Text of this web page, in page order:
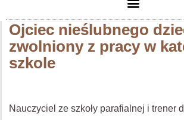
Ojciec nieślubnego
zwolniony z pracy w
szkole
Nauczyciel ze szkoły parafialnej i trener